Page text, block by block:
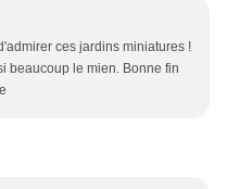
ces jardins miniatures !
beaucoup le mien. Bonne fin